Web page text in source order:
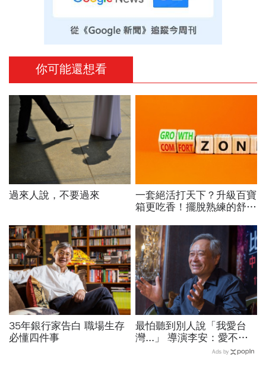
你可能還想看
過來人說，不要過來
一套絕活打天下？升級百寶
箱更吃香！擺脫熟練的舒適
阱
35年銀行家告白 職場生存
必懂四件事
最怕聽到別人說「我愛台
灣...」 導演李安：愛不用
Ads by